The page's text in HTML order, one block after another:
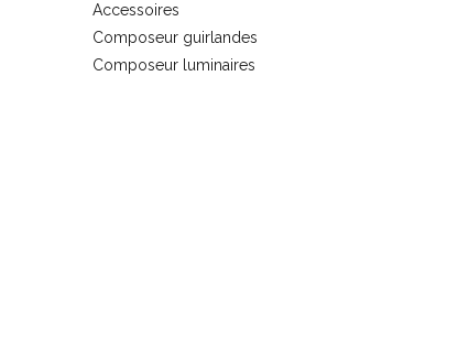
Accessoires
Composeur guirlandes
Composeur luminaires